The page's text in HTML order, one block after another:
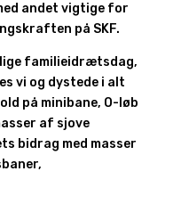
andet vigtige for
på SKF.
familieidrætsdag,
vi og dystede i alt
på minibane, O-løb
af sjove
bidrag med masser